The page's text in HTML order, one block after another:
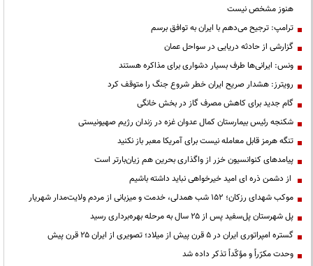
هنوز مشخص نیست
ترامپ: ترجیح می‌دهم با ایران به توافق برسم
گزارشی از حادثه دریایی در سواحل عمان
ونس: ایرانی‌ها طرف بسیار دشواری برای مذاکره هستند
رویترز: هشدار صریح ایران خطر شروع جنگ را متوقف کرد
گام جدید برای کاهش مصرف گاز در بخش خانگی
شکنجه رئیس بیمارستان کمال عدوان غزه در زندان رژیم صهیونیستی
تنگه هرمز قابل معامله نیست برای آمریکا معبر باز نکنید
پیامدهای کنوانسیون خزر از واگذاری بحرین هم زیان‌بارتر است
از دشمن ذره ای امید خیرخواهی نباید داشته باشیم
موکب شهدای رزکان؛ ۱۵۲ شب همدلی، خدمت و میزبانی از مردم ولایت‌مدار شهریار
پل شهرستان پل‌سفید پس از ۲۵ سال به مرحله بهره‌برداری رسید
گستره امپراتوری ایران در ۵ قرن پیش از میلاد؛ تصویری از ایران ۲۵ قرن پیش
وحدت مکرّراً و مؤکّداً تذکر داده شد